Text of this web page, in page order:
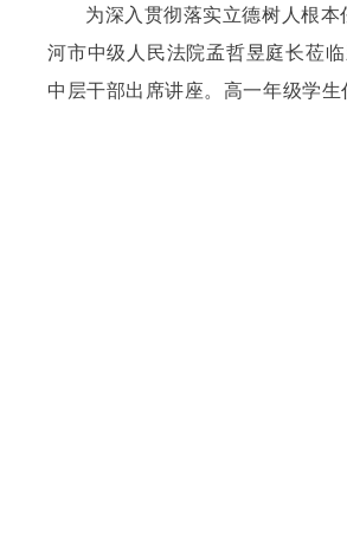
为深入贯彻落实立德树人根
河市中级人民法院孟哲昱庭长莅
中层干部出席讲座。高一年级学